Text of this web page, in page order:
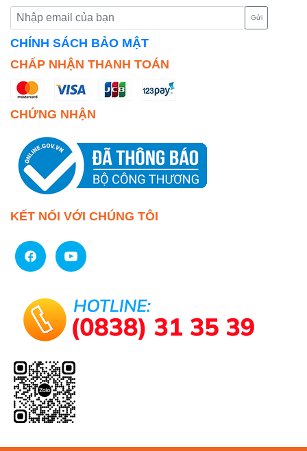
Gửi
CHÍNH SÁCH BẢO MẬT
CHẤP NHẬN THANH TOÁN
CHỨNG NHẬN
KẾT NỐI VỚI CHÚNG TÔI